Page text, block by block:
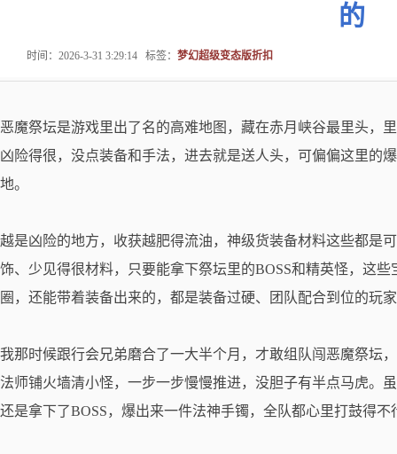
的
时间：2026-3-31 3:29:14 标签： 梦幻超级变态版折扣
恶魔祭坛是游戏里出了名的高难地图，藏在赤月峡谷最里头，
凶险得很，没点装备和手法，进去就是送人头，可偏偏这里的
地。
越是凶险的地方，收获越肥得流油，神级货装备材料这些都是
饰、少见得很材料，只要能拿下祭坛里的BOSS和精英怪，这
圈，还能带着装备出来的，都是装备过硬、团队配合到位的玩
我那时候跟行会兄弟磨合了一大半个月，才敢组队闯恶魔祭坛
法师铺火墙清小怪，一步一步慢慢推进，没胆子有半点马虎。
还是拿下了BOSS，爆出来一件法神手镯，全队都心里打鼓得不